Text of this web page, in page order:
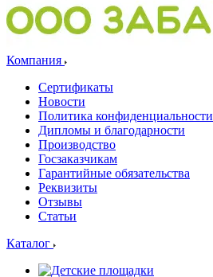
Компания
Сертификаты
Новости
Политика конфиденциальности
Дипломы и благодарности
Производство
Госзаказчикам
Гарантийные обязательства
Реквизиты
Отзывы
Статьи
Каталог